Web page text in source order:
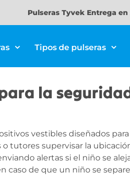
Pulseras Tyvek Entrega
Tipos de pulseras
la
vestibles diseñados
tutores supervisar la
alertas si el niño se
caso de que un niño se